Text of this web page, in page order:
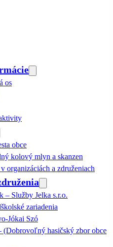
os
obce
kolový mlyn a skanzen
organizáciách a združeniach
– Služby Jelka s.r.o.
zariadenia
Jókai Szó
(Dobrovoľný hasičský zbor obce